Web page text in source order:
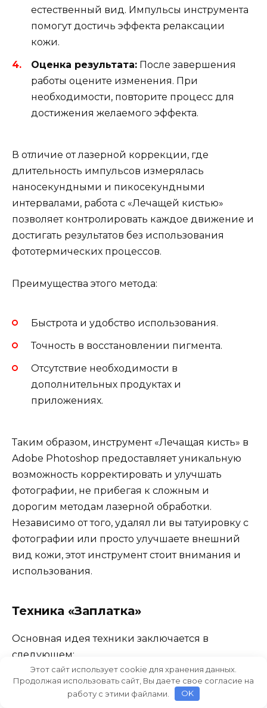
естественный вид. Импульсы инструмента
помогут достичь эффекта релаксации
кожи.
Оценка результата: После завершения
работы оцените изменения. При
необходимости, повторите процесс для
достижения желаемого эффекта.
В отличие от лазерной коррекции, где
длительность импульсов измерялась
наносекундными и пикосекундными
интервалами, работа с «Лечащей кистью»
позволяет контролировать каждое движение и
достигать результатов без использования
фототермических процессов.
Преимущества этого метода:
Быстрота и удобство использования.
Точность в восстановлении пигмента.
Отсутствие необходимости в
дополнительных продуктах и
приложениях.
Таким образом, инструмент «Лечащая кисть» в
Adobe Photoshop предоставляет уникальную
возможность корректировать и улучшать
фотографии, не прибегая к сложным и
дорогим методам лазерной обработки.
Независимо от того, удалял ли вы татуировку с
фотографии или просто улучшаете внешний
вид кожи, этот инструмент стоит внимания и
использования.
Техника «Заплатка»
Основная идея техники заключается в
следующем:
Выбор области, которую необходимо
Этот сайт использует cookie для хранения данных.
Продолжая использовать сайт, Вы даете свое согласие на
работу с этими файлами.
OK